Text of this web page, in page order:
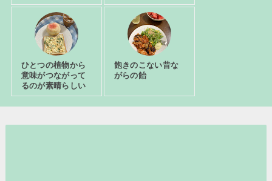
ひとつの植物から
意味がつながって
るのが素晴らしい
飽きのこない昔な
がらの飴